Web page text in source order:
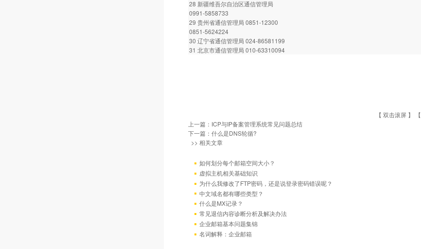
28 新疆维吾尔自治区通信管理局
0991-5858733
29 贵州省通信管理局 0851-12300
0851-5624224
30 辽宁省通信管理局 024-86581199
31 北京市通信管理局 010-63310094
【 双击滚屏 】 【
上一篇： ICP与IP备案管理系统常见问题总结
下一篇： 什么是DNS轮循?
>> 相关文章
如何划分每个邮箱空间大小？
虚拟主机相关基础知识
为什么我修改了FTP密码，还是说登录密码错误呢？
中文域名都有哪些类型？
什么是MX记录？
常见退信内容诊断分析及解决办法
企业邮箱基本问题集锦
名词解释：企业邮箱